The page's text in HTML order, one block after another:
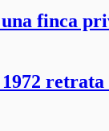
finca
1972